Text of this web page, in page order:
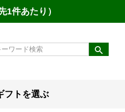
1件あたり）
フトを選ぶ